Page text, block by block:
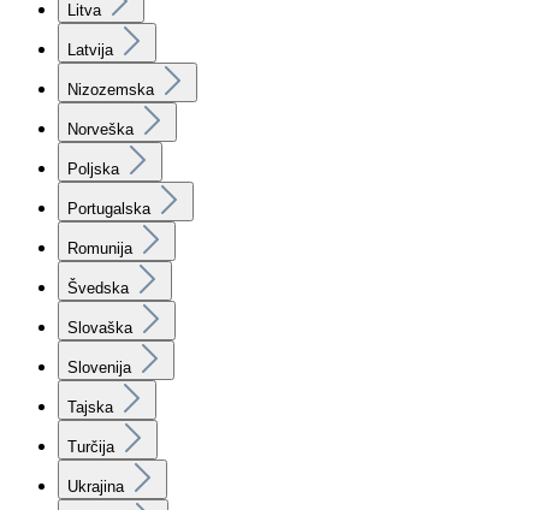
Litva
Latvija
Nizozemska
Norveška
Poljska
Portugalska
Romunija
Švedska
Slovaška
Slovenija
Tajska
Turčija
Ukrajina